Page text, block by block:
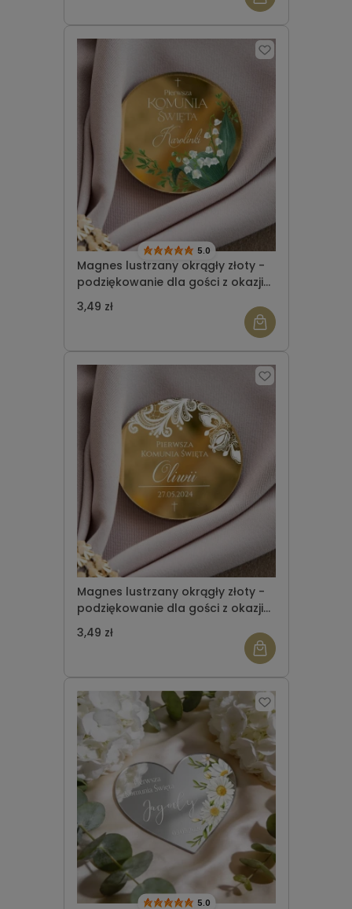
Magnes lustrzany okrągły złoty -
podziękowanie dla gości z okazji
Komunii Świętej wzór 7
5.0
3,49 zł
Magnes lustrzany okrągły złoty -
podziękowanie dla gości z okazji
Komunii Świętej wzór 8
3,49 zł
5.0